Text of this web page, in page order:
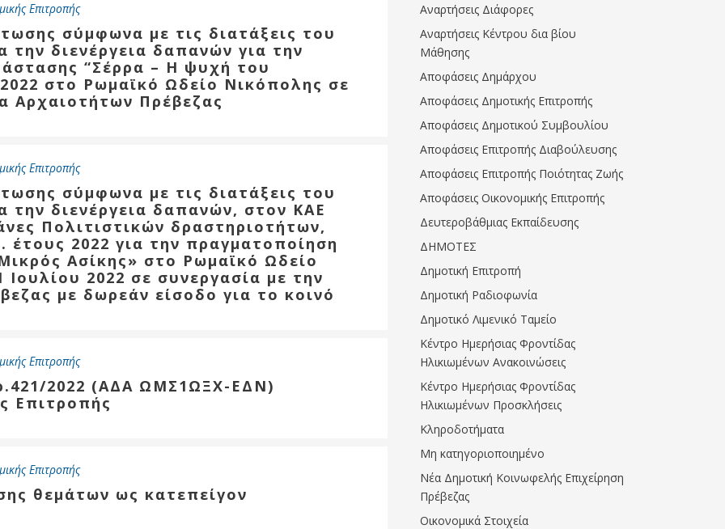
Επιτροπής
σύμφωνα με τις διατάξεις του
την διενέργεια δαπανών για την
“Σέρρα – Η ψυχή του
στο Ρωμαϊκό Ωδείο Νικόπολης σε
Αρχαιοτήτων Πρέβεζας
Επιτροπής
σύμφωνα με τις διατάξεις του
την διενέργεια δαπανών, στον ΚΑΕ
Πολιτιστικών δραστηριοτήτων,
2022 για την πραγματοποίηση
Ασίκης» στο Ρωμαϊκό Ωδείο
2022 σε συνεργασία με την
με δωρεάν είσοδο για το κοινό
Επιτροπής
2022 (ΑΔΑ ΩΜΣ1ΩΞΧ-ΕΔΝ)
Επιτροπής
Επιτροπής
θεμάτων ως κατεπείγον
Αναρτήσεις Διάφορες
Αναρτήσεις Κέντρου δια βίου
Μάθησης
Αποφάσεις Δημάρχου
Αποφάσεις Δημοτικής Επιτροπής
Αποφάσεις Δημοτικού Συμβουλίου
Αποφάσεις Επιτροπής Διαβούλευσης
Αποφάσεις Επιτροπής Ποιότητας Ζωής
Αποφάσεις Οικονομικής Επιτροπής
Δευτεροβάθμιας Εκπαίδευσης
ΔΗΜΟΤΕΣ
Δημοτική Επιτροπή
Δημοτική Ραδιοφωνία
Δημοτικό Λιμενικό Ταμείο
Κέντρο Ημερήσιας Φροντίδας
Ηλικιωμένων Ανακοινώσεις
Κέντρο Ημερήσιας Φροντίδας
Ηλικιωμένων Προσκλήσεις
Κληροδοτήματα
Μη κατηγοριοποιημένο
Νέα Δημοτική Κοινωφελής Επιχείρηση
Πρέβεζας
Οικονομικά Στοιχεία